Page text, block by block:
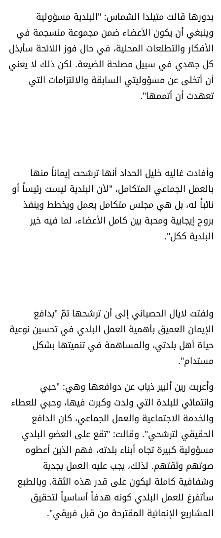
بدورها قالت متيلدا الشماس: "البلدية مسؤولية
وينبغي أن يكون الأعضاء ضمن مجموعة منسجمة في
الأفكار والتطلعات المحلية، في حال فوز اللائحة سأبذل
كل جهدي في سبيل مصلحة الضيعة. لكن ذلك لا يعني
أن أتخلى عن مسؤوليتي السابقة والالتزامات التي
تعهدت أن أتممها".
وأفادت غاليه خليل الحداد أنها ترشحت إيماناً منها
بالعمل الجماعي المتكامل، "لأن البلدية ليست رئيساً أو
نائباً له، بل هي مجلس متكامل يعمل ويخطط وينفذ
بروح إيجابية ومحبة بين كامل الأعضاء، لما فيه خير
البلدية ككل".
ولفتت لايال الحصباني إلى أن ترشحها تمّ "بدافع
الإيمان العميق بأهمية العمل البلدي في تحسين نوعية
حياة أهل بلدتي، والمساهمة في تنميتها بشكل
مستدام".
وأعربت رين ألبير ذياب عن دوافعها وهي: "حبي
وانتمائي للبلدة التي ولدت وكبرت فيها، وحبي للعطاء
والخدمة الاجتماعية والعمل الجماعي، كان الدافع
الحقيقي لترشحي". وقالت: "تقع على العضو البلدي
مسؤولية كبيرة تجاه أبناء بلدته، فهم الذين أعطوه
صوتهم وثقتهم. لذلك، يجب عليه العمل بجدية
وشفافية كاملة ليكون على قدر هذه الثقة. وبالطبع
سأتفرغ للعمل البلدي كونه هدفاً أساسياً لتحقيق
المشاريع الإنمائية المقترحة من قبل فريقي".